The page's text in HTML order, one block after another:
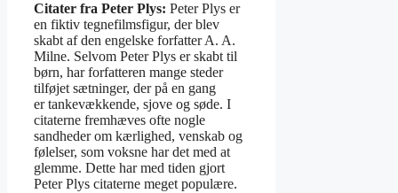
Citater fra Peter Plys: Peter Plys er
en fiktiv tegnefilmsfigur, der blev
skabt af den engelske forfatter A. A.
Milne. Selvom Peter Plys er skabt til
børn, har forfatteren mange steder
tilføjet sætninger, der på en gang
er tankevækkende, sjove og søde. I
citaterne fremhæves ofte nogle
sandheder om kærlighed, venskab og
følelser, som voksne har det med at
glemme. Dette har med tiden gjort
Peter Plys citaterne meget populære.